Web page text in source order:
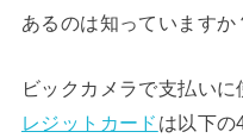
あるのは知っていますか
ビックカメラで支払い
レジットカード は以下の